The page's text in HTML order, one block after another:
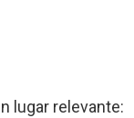
lugar relevante: